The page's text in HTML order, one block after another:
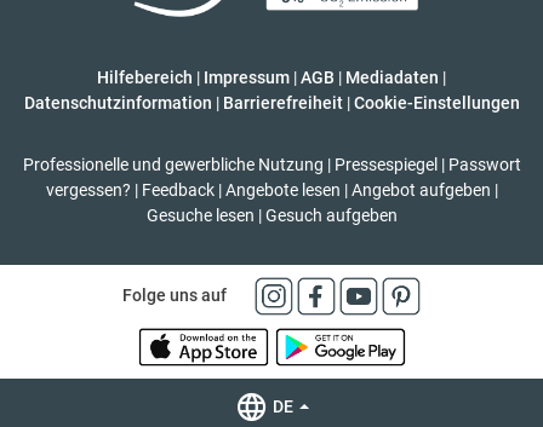
Hilfebereich | Impressum |AGB | Mediadaten |
Datenschutzinformation | Barrierefreiheit | Cookie-Einstellungen
Professionelle und gewerbliche Nutzung | Pressespiegel | Passwort
vergessen? | Feedback | Angebote lesen | Angebot aufgeben |
Gesuche lesen | Gesuch aufgeben
Folge uns auf
DE